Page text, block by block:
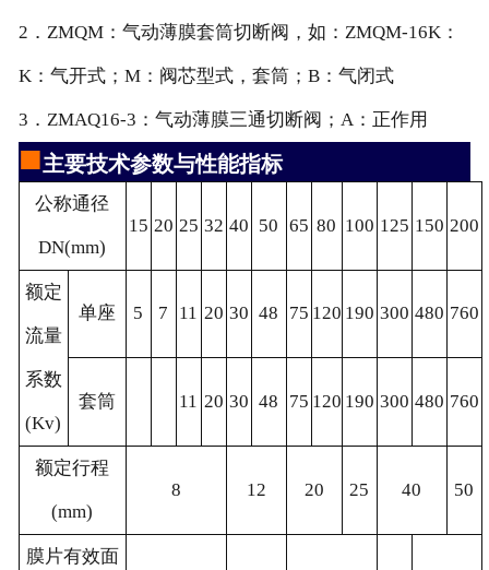
2．ZMQM：气动薄膜套筒切断阀，如：ZMQM-16K：
K：气开式；M：阀芯型式，套筒；B：气闭式
3．ZMAQ16-3：气动薄膜三通切断阀；A：正作用
■主要技术参数与性能指标
公称通径
DN(mm)
15 20 25 32 40 50 65 80 100 125 150 200
额定
流量
系数
(Kv)
单座 5 7 11 20 30 48 75 120 190 300 480 760
套筒 11 20 30 48 75 120 190 300 480 760
额定行程
(mm)
8 12 20 25 40 50
膜片有效面